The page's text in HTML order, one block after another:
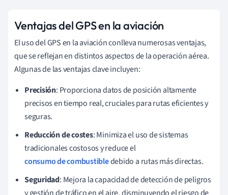
Ventajas del GPS en la aviación
El uso del GPS en la aviación conlleva numerosas ventajas,
que se reflejan en distintos aspectos de la operación aérea.
Algunas de las ventajas clave incluyen:
Precisión: Proporciona datos de posición altamente
precisos en tiempo real, cruciales para rutas eficientes y
seguras.
Reducción de costes: Minimiza el uso de sistemas
tradicionales costosos y reduce el
consumo de combustibledebido a rutas más directas.
Seguridad: Mejora la capacidad de detección de peligros
y gestión de tráfico en el aire, disminuyendo el riesgo de